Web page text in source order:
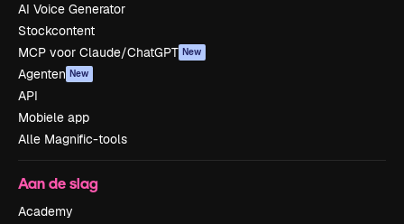
AI Voice Generator
Stockcontent
MCP voor Claude/ChatGPT New
Agenten New
API
Mobiele app
Alle Magnific-tools
Aan de slag
Academy